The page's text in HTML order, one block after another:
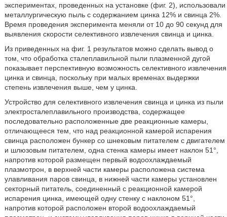
экспериментах, проведенных на установке (фиг. 2), использовали
металлургическую пыль с содержанием цинка 12% и свинца 2%.
Время проведения эксперимента меняли от 10 до 90 секунд для
выявления скорости селективного извлечения свинца и цинка.
Из приведенных на фиг. 1 результатов можно сделать вывод о
том, что обработка сталеплавильной пыли плазменной дугой
показывает перспективную возможность селективного извлечения
цинка и свинца, поскольку при малых временах выдержки
степень извлечения выше, чем у цинка.
Устройство для селективного извлечения свинца и цинка из пыли
электросталеплавильного производства, содержащее
последовательно расположенные две реакционные камеры,
отличающееся тем, что над реакционной камерой испарения
свинца расположен бункер со шнековым питателем с двигателем
и шлюзовым питателем, одна стенка камеры имеет наклон 51°,
напротив которой размещен первый водоохлаждаемый
плазмотрон, в верхней части камеры расположена система
улавливания паров свинца, в нижней части камеры установлен
секторный питатель, соединенный с реакционной камерой
испарения цинка, имеющей одну стенку с наклоном 51°,
напротив которой расположен второй водоохлаждаемый